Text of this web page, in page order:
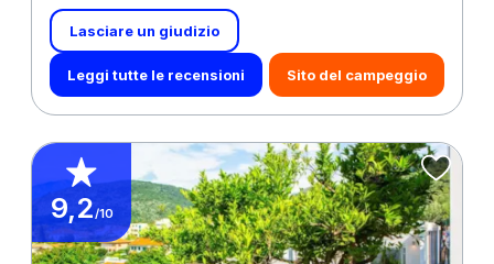
Lasciare un giudizio
Leggi tutte le recensioni Sito del campeggio
9,2/10